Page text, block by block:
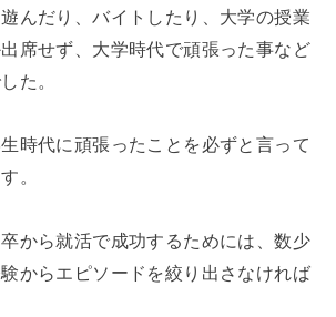
んだり、バイトしたり、大学の授業
席せず、大学時代で頑張った事など
た。
時代に頑張ったことを必ずと言って
。
から就活で成功するためには、数少
からエピソードを絞り出さなければ